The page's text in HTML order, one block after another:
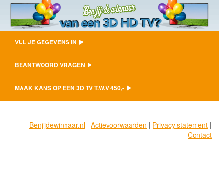
VUL JE GEGEVENS IN
BEANTWOORD VRAGEN
MAAK KANS OP EEN 3D TV T.W.V 450,-
Benjijdewinnaar.nl | Actievoorwaarden | Privacy statement |
Contact